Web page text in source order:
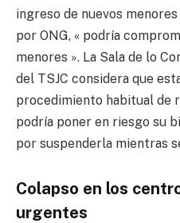
ingreso de nuevos
por ONG, « podría
menores ». La Sala de lo
del TSJC considera que
procedimiento habitual de
podría poner en riesgo su
por suspenderla mientras
Colapso en los
urgentes